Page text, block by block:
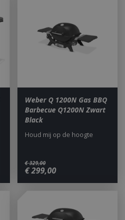
Weber Q 1200N Gas BBQ
Barbecue Q1200N Zwart
Black
€ 329,00
€299,00
Houd mij op de hoogte